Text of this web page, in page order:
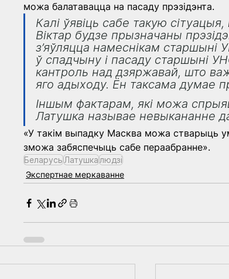
можа балатавацца на пасаду прэзідэнта.
Калі ўявіць сабе такую
Віктар будзе прызначаны
з’яўляцца намеснікам
ў спадчыну і пасаду старшыні
кантроль над дзяржавай, што
яго адыходу. Ён таксама думае
Іншым фактарам, які можа
Латушка называе невыкананне
«У такім выпадку Масква можа стварыць
зможа забяспечыць сабе пераабранне».
БеларусьЛатушкалюдзі
Экспертнае меркаванне